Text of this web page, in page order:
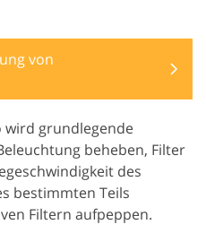
von
wird grundlegende
beheben, Filter
des
bestimmten Teils
Filtern aufpeppen.